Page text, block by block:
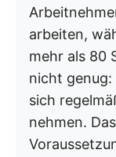
arbeiten,
mehr als 80
nicht genug:
sich
nehmen.